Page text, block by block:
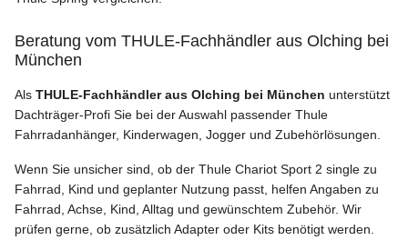
Beratung vom THULE-Fachhändler aus Olching bei
München
Als THULE-Fachhändler aus Olching bei München unterstützt
Dachträger-Profi Sie bei der Auswahl passender Thule
Fahrradanhänger, Kinderwagen, Jogger und Zubehörlösungen.
Wenn Sie unsicher sind, ob der Thule Chariot Sport 2 single zu
Fahrrad, Kind und geplanter Nutzung passt, helfen Angaben zu
Fahrrad, Achse, Kind, Alltag und gewünschtem Zubehör. Wir
prüfen gerne, ob zusätzlich Adapter oder Kits benötigt werden.